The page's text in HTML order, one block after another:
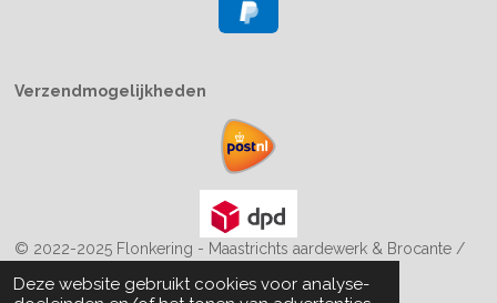
Deze website gebruikt cookies voor analyse-
Verzendmogelijkheden
© 2022-2025 Flonkering - Maastrichts aardewerk & Brocante /
Powered by JouwWeb